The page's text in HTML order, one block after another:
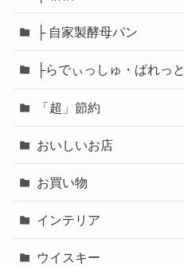
├ 自家製酵母パン
├らでぃっしゅ・ぱれっと
「超」節約
おいしいお店
お買い物
インテリア
ウイスキー